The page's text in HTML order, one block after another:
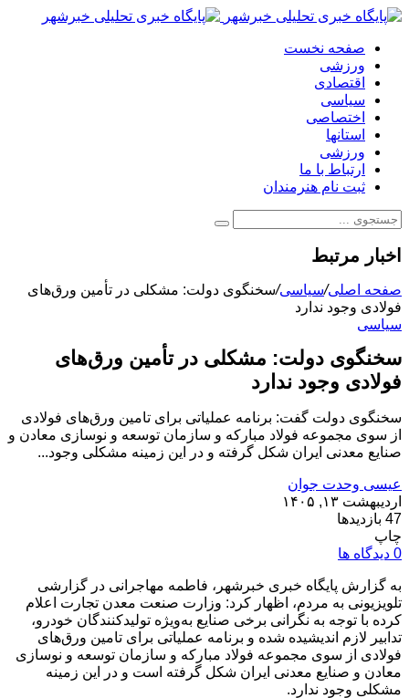
صفحه نخست
ورزشی
اقتصادی
سیاسی
اختصاصی
استانها
ورزشی
ارتباط با ما
ثبت نام هنرمندان
اخبار مرتبط
صفحه اصلی/سیاسی/سخنگوی دولت: مشکلی در تأمین ورق‌های
فولادی وجود ندارد
سیاسی
سخنگوی دولت: مشکلی در تأمین ورق‌های
فولادی وجود ندارد
سخنگوی دولت گفت: برنامه عملیاتی برای تامین ورق‌های فولادی
از سوی مجموعه فولاد مبارکه و سازمان توسعه و نوسازی معادن و
صنایع معدنی ایران شکل گرفته و در این زمینه مشکلی وجود...
عیسی وحدت جوان
اردیبهشت ۱۳, ۱۴۰۵
47 بازدیدها
چاپ
0 دیدگاه ها
به گزارش پایگاه خبری خبرشهر، فاطمه مهاجرانی در گزارشی
تلویزیونی به مردم، اظهار کرد: وزارت صنعت معدن تجارت اعلام
کرده با توجه به نگرانی برخی صنایع به‌ویژه تولیدکنندگان خودرو،
تدابیر لازم اندیشیده شده و برنامه عملیاتی برای تامین ورق‌های
فولادی از سوی مجموعه فولاد مبارکه و سازمان توسعه و نوسازی
معادن و صنایع معدنی ایران شکل گرفته است و در این زمینه
مشکلی وجود ندارد.